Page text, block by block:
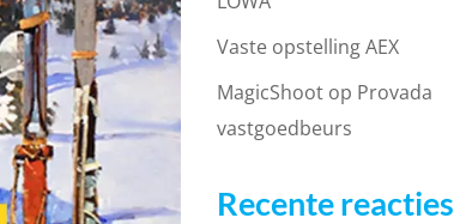
Vaste opstelling AEX
MagicShoot op Provada
vastgoedbeurs
Recente reacties